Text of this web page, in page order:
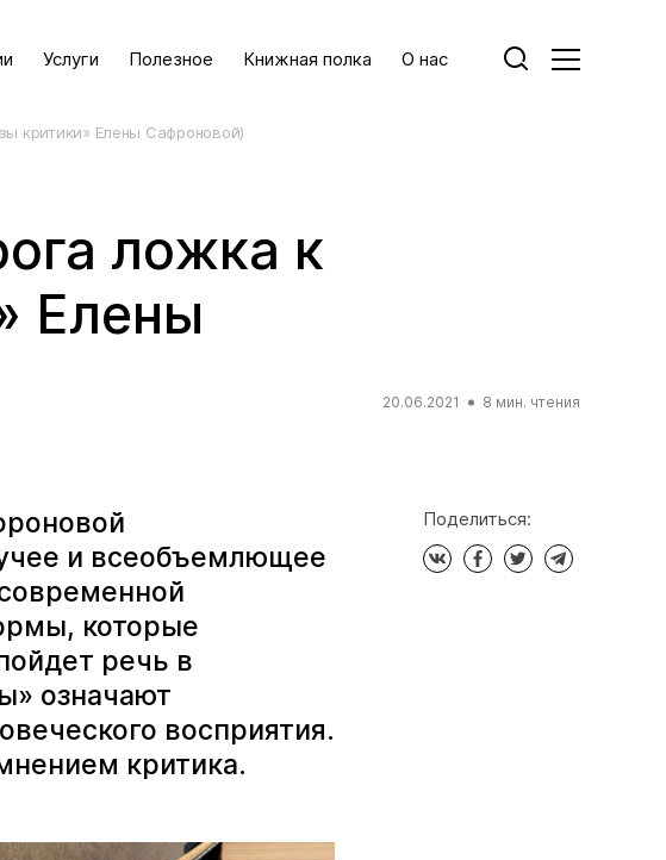
Услуги Полезное Книжная полка О нас
критики» Елены Сафроновой)
ложка к
Елены
20.06.2021 8 мин. чтения
и всеобъемлющее
которые
речь в
означают
восприятия.
критика.
Поделиться: